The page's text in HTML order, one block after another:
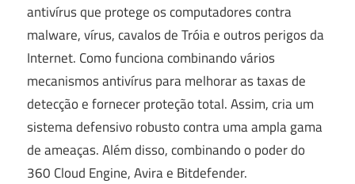
antivírus que protege os computadores contra
malware, vírus, cavalos de Tróia e outros perigos da
Internet. Como funciona combinando vários
mecanismos antivírus para melhorar as taxas de
detecção e fornecer proteção total. Assim, cria um
sistema defensivo robusto contra uma ampla gama
de ameaças. Além disso, combinando o poder do
360 Cloud Engine, Avira e Bitdefender.